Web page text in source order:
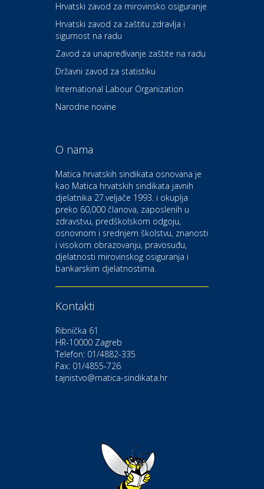
Povoljnosti
Dental Sudar
Dom i dizajn
Euro-vrt – kosilice, motorne
Odmor
Bistrica
Auto-moto i tehnika
CIAK Auto d.o.o.
Kultura i edukacija
Kazalište Gavella
Moda i ljepota
Gastro
Hotel Bunčić Vrbovec
Izletište i vinotočje VINIA
Hrvatski zavod za mirovinsko osiguranje
Hrvatski zavod za zaštitu zdravlja i
sigurnost na radu
Zavod za unapređivanje zaštite na radu
Državni zavod za statistiku
International Labour Organization
Narodne novine
O nama
Matica hrvatskih sindikata osnovana je
kao Matica hrvatskih sindikata javnih
djelatnika 27.veljače 1993. i okuplja
preko 60,000 članova, zaposlenih u
zdravstvu, predškolskom odgoju,
osnovnom i srednjem školstvu, znanosti
i visokom obrazovanju, pravosuđu,
djelatnosti mirovinskog osiguranja i
bankarskim djelatnostima.
Kontakti
Ribnička 61
HR-10000 Zagreb
Telefon: 01/4882-335
Fax: 01/4855-726
tajnistvo@matica-sindikata.hr